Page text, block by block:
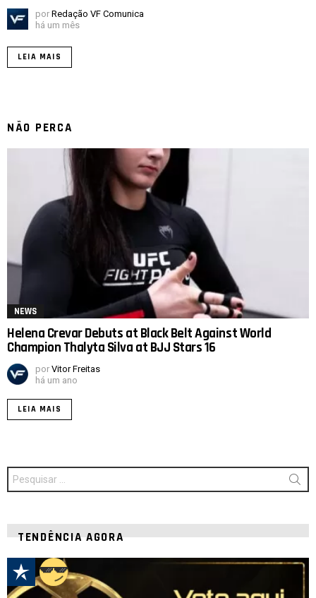
por Redação VF Comunica
há um mês
LEIA MAIS
NÃO PERCA
NEWS
Helena Crevar Debuts at Black Belt Against World
Champion Thalyta Silva at BJJ Stars 16
por Vitor Freitas
há um ano
LEIA MAIS
Procurar
por:
TENDÊNCIA AGORA